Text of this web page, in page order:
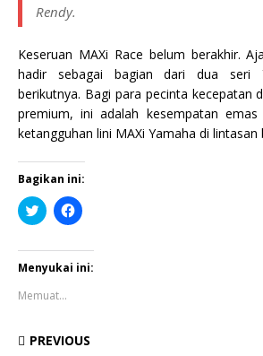
Rendy.
Keseruan MAXi Race belum berakhir.
hadir sebagai bagian dari dua seri
berikutnya. Bagi para pecinta kecepatan
premium, ini adalah kesempatan emas
ketangguhan lini MAXi Yamaha di lintasan
Bagikan ini:
K
l
u
n
t
u
k
r
b
K
l
u
n
m
b
Menyukai ini:
Memuat...
PREVIOUS